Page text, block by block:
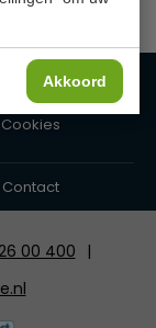
Akkoord
Cookies
Contact
00 400
|